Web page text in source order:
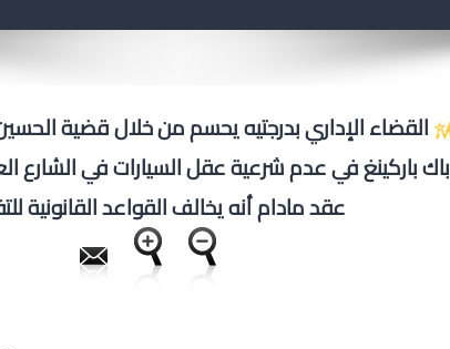
القضاء الإداري بدرجتيه يحسم من خلال قضية
باك باركينغ في عدم شرعية عقل السيارات في الشارع
عقد مادام أنه يخالف القواعد القانونية